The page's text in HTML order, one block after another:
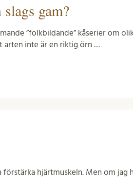
gam?
”folkbildande” kåserier om
arten inte är en riktig örn …
hjärtmuskeln. Men om jag